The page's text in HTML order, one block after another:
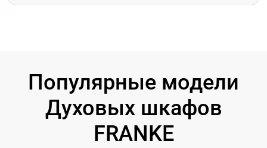
Популярные модели
Духовых шкафов
FRANKE